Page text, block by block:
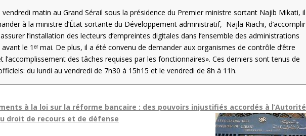
matin au Grand Sérail sous la présidence du Premier ministre sortant Najib Mikati, il
à la ministre d’État sortante du Développement administratif, Najla Riachi, d’accomplir
l’installation des lecteurs d’empreintes digitales dans l’ensemble des administrations
le 1ᵉʳ mai. De plus, il a été convenu de demander aux organismes de contrôle d’être
l’accomplissement des tâches requises par les fonctionnaires». Ces derniers sont tenus de
du lundi au vendredi de 7h30 à 15h15 et le vendredi de 8h à 11h.
à la loi sur la réforme bancaire : des pouvoirs injustifiés accordés à l’Autorité
droit de recours et de défense